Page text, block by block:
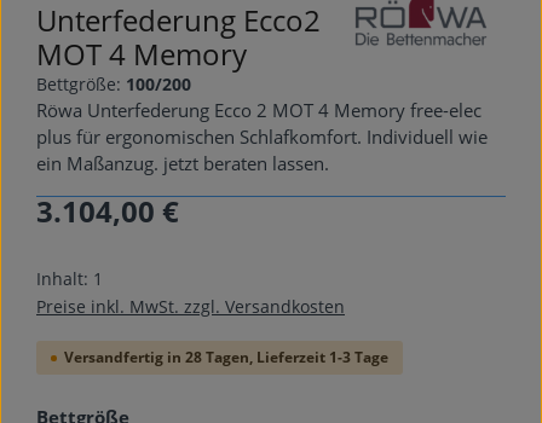
Unterfederung Ecco2
MOT 4 Memory
Bettgröße: 100/200
Röwa Unterfederung Ecco 2 MOT 4 Memory free-elec
plus für ergonomischen Schlafkomfort. Individuell wie
ein Maßanzug. jetzt beraten lassen.
Regulärer Preis:
3.104,00 €
Inhalt: 1
Preise inkl. MwSt. zzgl. Versandkosten
Versandfertig in 28 Tagen, Lieferzeit 1-3 Tage
Bettgröße